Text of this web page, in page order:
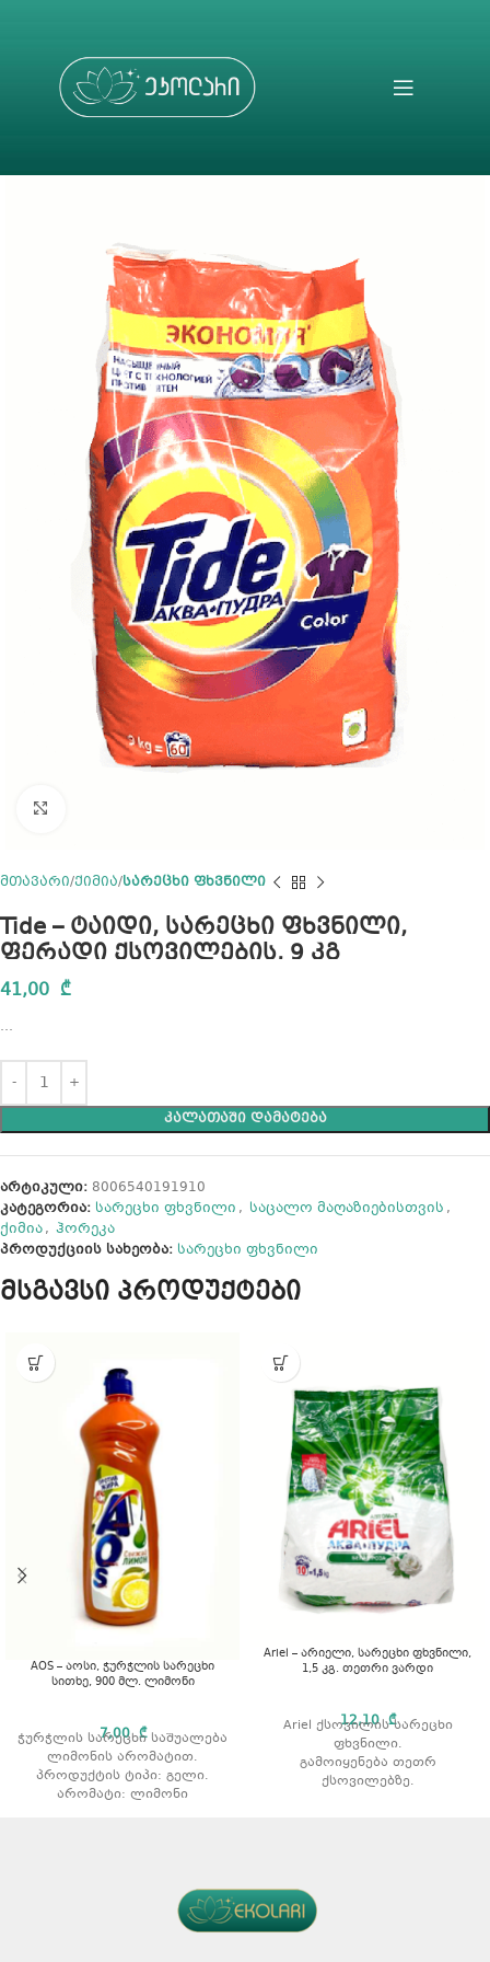
მთავარი ქიმია სარეცხი ფხვნილი
Tide – ტაიდი, სარეცხი ფხვნილი,
ფერადი ქსოვილების, 9 კგ
41,00 ₾
…
ᲙᲐᲚᲐᲗᲐᲨᲘ ᲓᲐᲛᲐᲢᲔᲑᲐ
არტიკული: 8006540191910
კატეგორია: სარეცხი ფხვნილი , საცალო მაღაზიებისთვის ,
ქიმია, ჰორეკა
პროდუქციის სახეობა: სარეცხი ფხვნილი
მსგავსი პროდუქტები
AOS – აოსი, ჭურჭლის სარეცხი
სითხე, 900 მლ. ლიმონი
7,00₾
ჭურჭლის სარეცხი საშუალება
ლიმონის არომატით.
პროდუქტის ტიპი: გელი.
არომატი: ლიმონი
Ariel – არიელი, სარეცხი ფხვნილი,
1,5 კგ. თეთრი ვარდი
12,10₾
Ariel ქსოვილის სარეცხი
ფხვნილი.
გამოიყენება თეთრ
ქსოვილებზე.